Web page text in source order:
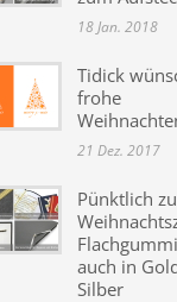
18 Jan. 2018
Tidick
frohe
21 Dez. 2017
Pünktlich
auch in
Silber